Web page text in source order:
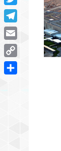
Twitter
Telegram
Email
Copy
Link